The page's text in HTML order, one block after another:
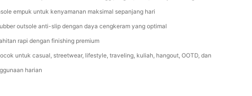
empuk untuk kenyamanan maksimal sepanjang hari
outsole anti-slip dengan daya cengkeram yang optimal
rapi dengan finishing premium
untuk casual, streetwear, lifestyle, traveling, kuliah, hangout, OOTD, dan
harian